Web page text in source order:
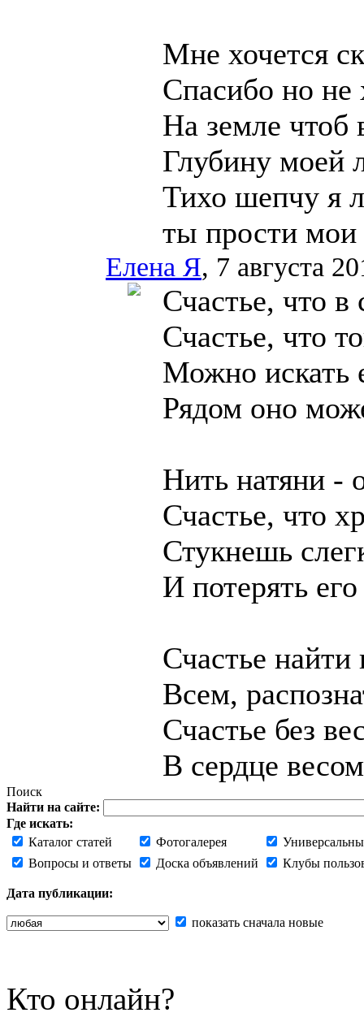
Мне хочется
Спасибо но не
На земле чтоб
Глубину моей
Тихо шепчу я
ты прости
Елена Я, 7 августа
Счастье, что в
Счастье, что
Можно искать
Рядом оно
Нить натяни -
Счастье, что
Стукнешь
И потерять
Счастье найти
Всем,
Счастье без
В сердце
Поиск
Найти на сайте:
Где искать:
Каталог статей
Фотогалерея
Вопросы и ответы
Доска объявлений Клубы
Дата публикации:
показать сначала новые
Кто онлайн?